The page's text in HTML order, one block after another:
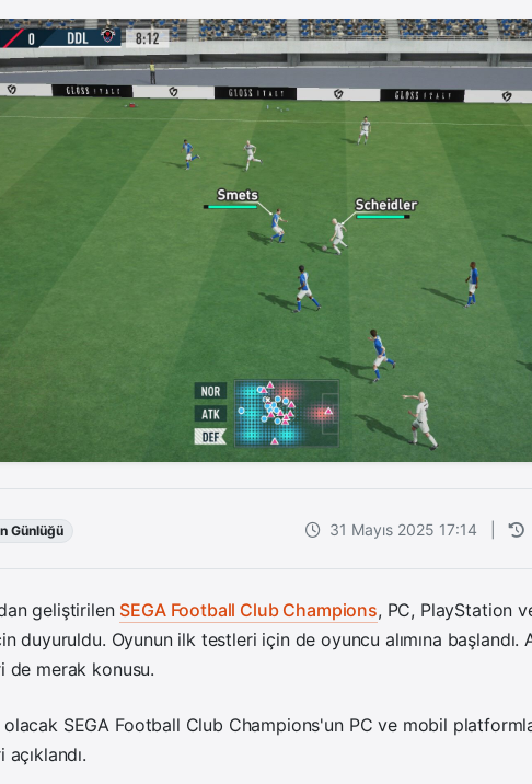
Günlüğü 31 Mayıs 2025 17:14
geliştirilen SEGA Football Club Champions, PC, PlayStation
duyuruldu. Oyunun ilk testleri için de oyuncu alımına başlandı.
de merak konusu.
SEGA Football Club Champions'un PC ve mobil